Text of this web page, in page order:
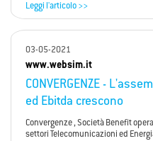
Leggi l'articolo >>
03-05-2021
www.websim.it
CONVERGENZE -
ed Ebitda crescono
Convergenze , Società Benefit
settori Telecomunicazioni ed